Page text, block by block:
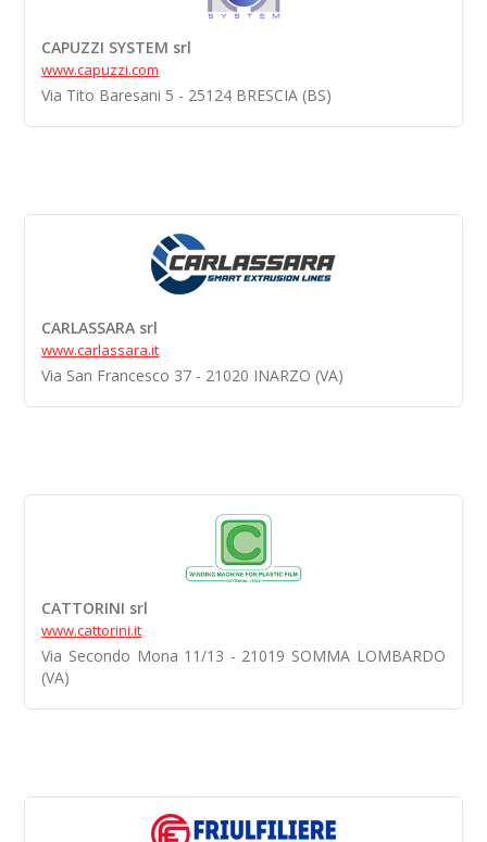
CAPUZZI SYSTEM srl
www.capuzzi.com
Via Tito Baresani 5 - 25124 BRESCIA (BS)
CARLASSARA srl
www.carlassara.it
Via San Francesco 37 - 21020 INARZO (VA)
CATTORINI srl
www.cattorini.it
Via Secondo Mona 11/13 - 21019 SOMMA LOMBARDO
(VA)